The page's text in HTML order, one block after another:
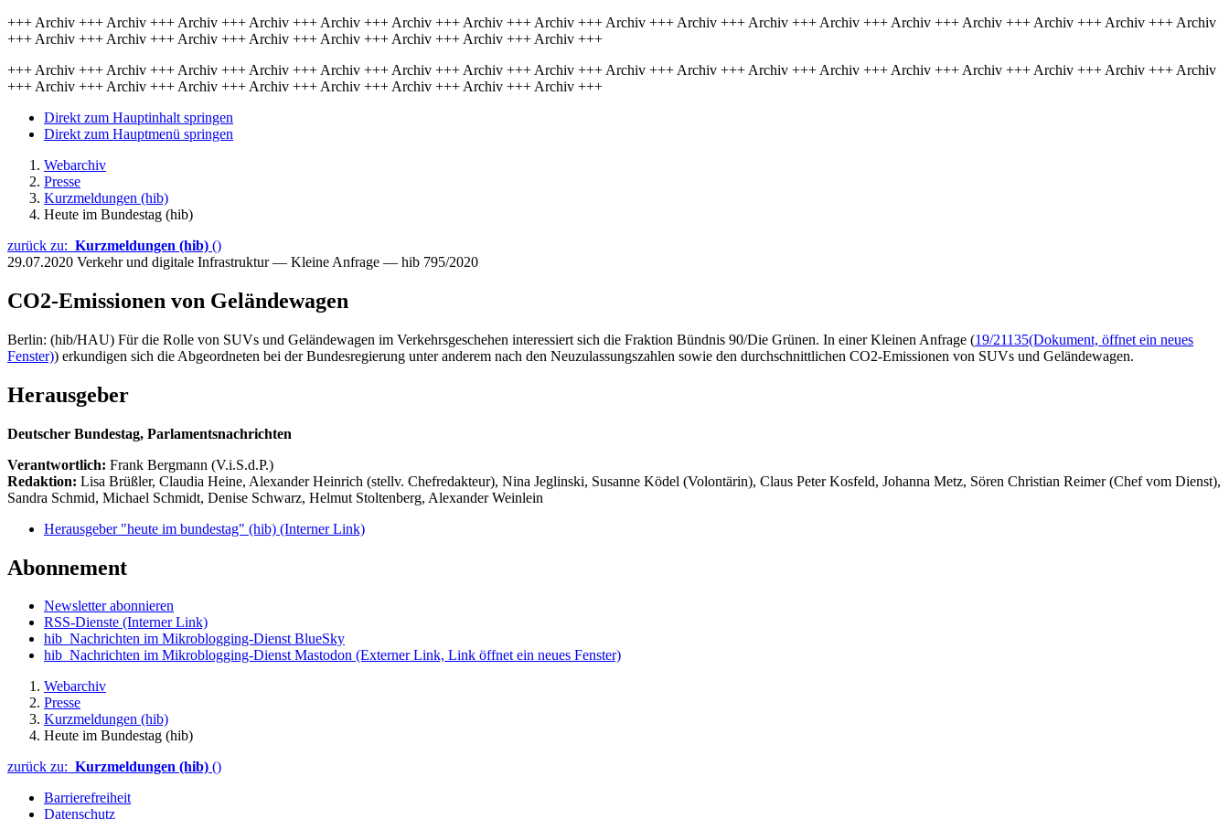
+++ Archiv +++ Archiv +++ Archiv +++ Archiv +++ Archiv +++ Archiv +++ Archiv +++ Archiv +++ Archiv +++ Archiv +++ Archiv +++ Archiv +++ Archiv +++ Archiv +++ Archiv +++ Archiv +++ Archiv
+++ Archiv +++ Archiv +++ Archiv +++ Archiv +++ Archiv +++ Archiv +++ Archiv +++ Archiv +++
+++ Archiv +++ Archiv +++ Archiv +++ Archiv +++ Archiv +++ Archiv +++ Archiv +++ Archiv +++ Archiv +++ Archiv +++ Archiv +++ Archiv +++ Archiv +++ Archiv +++ Archiv +++ Archiv +++ Archiv
+++ Archiv +++ Archiv +++ Archiv +++ Archiv +++ Archiv +++ Archiv +++ Archiv +++ Archiv +++
Direkt zum Hauptinhalt springen
Direkt zum Hauptmenü springen
Webarchiv
Presse
Kurzmeldungen (hib)
Heute im Bundestag (hib)
zurück zu: Kurzmeldungen (hib) ()
29.07.2020 Verkehr und digitale Infrastruktur — Kleine Anfrage — hib 795/2020
CO2-Emissionen von Geländewagen
Berlin: (hib/HAU) Für die Rolle von SUVs und Geländewagen im Verkehrsgeschehen interessiert sich die Fraktion Bündnis 90/Die Grünen. In einer Kleinen Anfrage (19/21135(Dokument, öffnet ein neues
Fenster)) erkundigen sich die Abgeordneten bei der Bundesregierung unter anderem nach den Neuzulassungszahlen sowie den durchschnittlichen CO2-Emissionen von SUVs und Geländewagen.
Herausgeber
Deutscher Bundestag, Parlamentsnachrichten
Verantwortlich: Frank Bergmann (V.i.S.d.P.)
Redaktion: Lisa Brüßler, Claudia Heine, Alexander Heinrich (stellv. Chefredakteur), Nina Jeglinski, Susanne Ködel (Volontärin), Claus Peter Kosfeld, Johanna Metz, Sören Christian Reimer (Chef vom Dienst),
Sandra Schmid, Michael Schmidt, Denise Schwarz, Helmut Stoltenberg, Alexander Weinlein
Herausgeber "heute im bundestag" (hib) (Interner Link)
Abonnement
Newsletter abonnieren
RSS-Dienste (Interner Link)
hib_Nachrichten im Mikroblogging-Dienst BlueSky
hib_Nachrichten im Mikroblogging-Dienst Mastodon (Externer Link, Link öffnet ein neues Fenster)
Webarchiv
Presse
Kurzmeldungen (hib)
Heute im Bundestag (hib)
zurück zu: Kurzmeldungen (hib) ()
Barrierefreiheit
Datenschutz